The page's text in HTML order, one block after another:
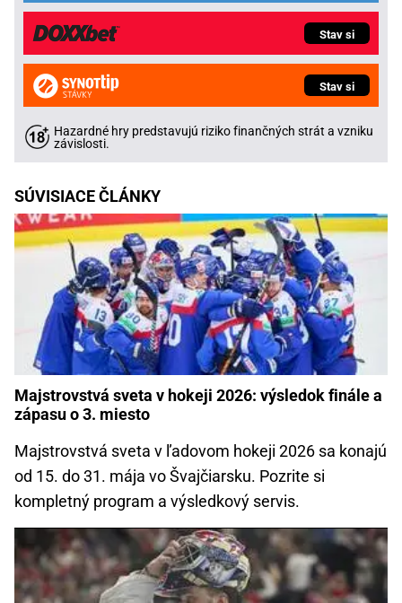
Stav si
Stav si
Hazardné hry predstavujú riziko finančných strát a vzniku
závislosti.
SÚVISIACE ČLÁNKY
Majstrovstvá sveta v hokeji 2026: výsledok finále a
zápasu o 3. miesto
Majstrovstvá sveta v ľadovom hokeji 2026 sa konajú
od 15. do 31. mája vo Švajčiarsku. Pozrite si
kompletný program a výsledkový servis.